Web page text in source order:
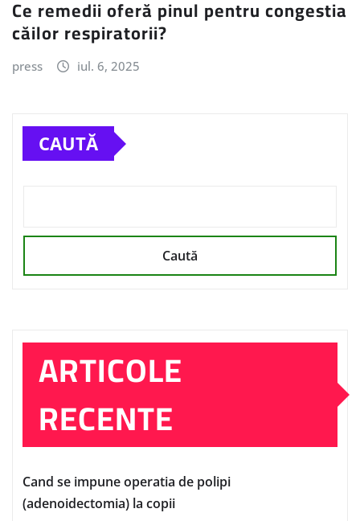
Ce remedii oferă pinul pentru congestia
căilor respiratorii?
press iul. 6, 2025
CAUTĂ
Caută
ARTICOLE
RECENTE
Cand se impune operatia de polipi
(adenoidectomia) la copii